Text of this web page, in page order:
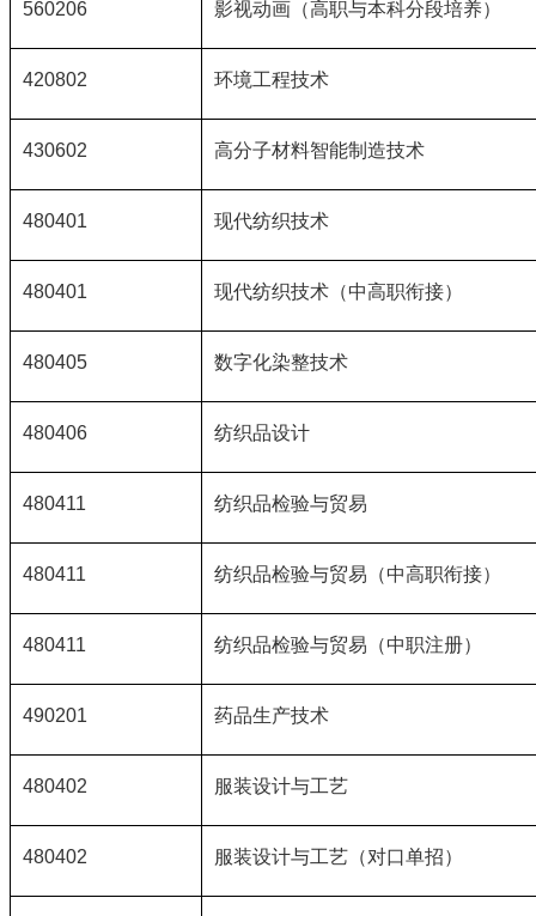
560206 影视动画（高职与本科分段培养）
420802 环境工程技术
430602 高分子材料智能制造技术
480401 现代纺织技术
480401 现代纺织技术（中高职衔接）
480405 数字化染整技术
480406 纺织品设计
480411 纺织品检验与贸易
480411 纺织品检验与贸易（中高职衔接）
480411 纺织品检验与贸易（中职注册）
490201 药品生产技术
480402 服装设计与工艺
480402 服装设计与工艺（对口单招）